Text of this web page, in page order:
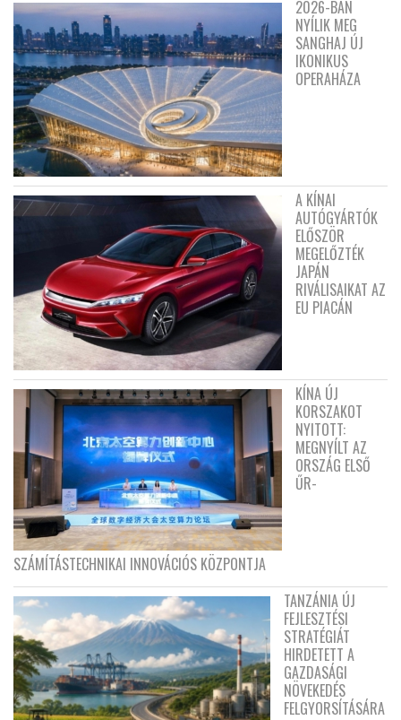
2026-BAN
NYÍLIK MEG
SANGHAJ ÚJ
IKONIKUS
OPERAHÁZA
A KÍNAI
AUTÓGYÁRTÓK
ELŐSZÖR
MEGELŐZTÉK
JAPÁN
RIVÁLISAIKAT AZ
EU PIACÁN
KÍNA ÚJ
KORSZAKOT
NYITOTT:
MEGNYÍLT AZ
ORSZÁG ELSŐ
ŰR-
SZÁMÍTÁSTECHNIKAI INNOVÁCIÓS KÖZPONTJA
TANZÁNIA ÚJ
FEJLESZTÉSI
STRATÉGIÁT
HIRDETETT A
GAZDASÁGI
NÖVEKEDÉS
FELGYORSÍTÁSÁRA